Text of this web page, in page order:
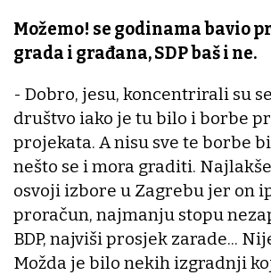
Možemo! se godinama bavio
grada i građana, SDP baš i ne.
- Dobro, jesu, koncentrirali su
društvo iako je tu bilo i borbe
projekata. A nisu sve te borbe
nešto se i mora graditi.
osvoji izbore u Zagrebu jer on
proračun, najmanju stopu
BDP, najviši prosjek zarade...
Možda je bilo nekih izgradnji